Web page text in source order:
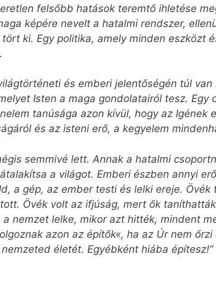
felsőbb hatások teremtő ihletése
képére nevelt a hatalmi rendszer,
ki. Egy politika, amely minden eszközt
és emberi jelentőségén túl
Isten a maga gondolatairól tesz. Egy
tanúsága azon kívül, hogy az Igének
és az isteni erő, a kegyelem
semmivé lett. Annak a hatalmi
a világot. Emberi észben annyi
a gép, az ember testi és lelki ereje.
Övék volt az ifjúság, mert ők
nemzet lelke, mikor azt hitték, mindent
azon az építők«, ha az Úr nem
életét. Egyébként hiába építesz!”